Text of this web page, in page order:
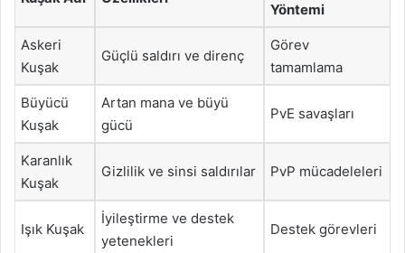
Yöntemi
Askeri
Kuşak
Güçlü saldırı ve direnç
Görev
tamamlama
Büyücü
Kuşak
Artan mana ve büyü
gücü
PvE savaşları
Karanlık
Kuşak
Gizlilik ve sinsi saldırılar PvP mücadeleleri
Işık Kuşak
İyileştirme ve destek
yetenekleri
Destek görevleri